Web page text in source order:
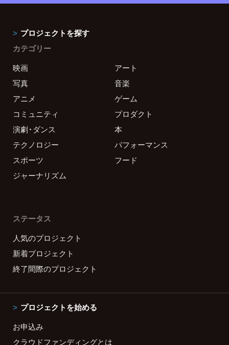
プロジェクトを探す
カテゴリー
映画
アート
写真
音楽
アニメ
ゲーム
コミュニティ
プロダクト
演劇・ダンス
本
テクノロジー
パフォーマンス
スポーツ
フード
ジャーナリズム
ステータス
人気のプロジェクト
新着プロジェクト
終了間際のプロジェクト
プロジェクトを始める
お申込み
クラウドファンディングとは